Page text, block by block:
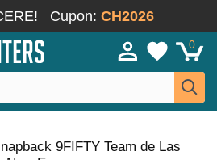
Cupon: CH2026
0
9FIFTY Team de Las